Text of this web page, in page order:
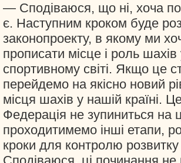
— Сподіваюся, що ні, хоча
є. Наступним кроком буде
законопроекту, в якому ми
прописати місце і роль
спортивному світі. Якщо це
перейдемо на якісно новий
місця шахів у нашій країні.
Федерація не зупиниться на
проходитимемо інші етапи,
кроки для контролю розвитку